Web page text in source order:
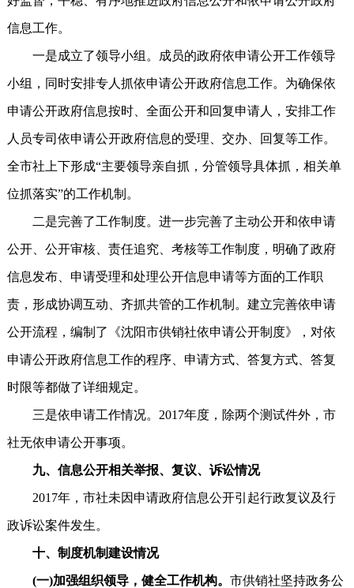
信息工作。
一是成立了领导小组。成员的政府依申请公开工作领导
小组，同时安排专人抓依申请公开政府信息工作。为确保依
申请公开政府信息按时、全面公开和回复申请人，安排工作
人员专司依申请公开政府信息的受理、交办、回复等工作。
全市社上下形成“主要领导亲自抓，分管领导具体抓，相关单
位抓落实”的工作机制。
二是完善了工作制度。进一步完善了主动公开和依申请
公开、公开审核、责任追究、考核等工作制度，明确了政府
信息发布、申请受理和处理公开信息申请等方面的工作职
责，形成协调互动、齐抓共管的工作机制。建立完善依申请
公开流程，编制了《沈阳市供销社依申请公开制度》，对依
申请公开政府信息工作的程序、申请方式、答复方式、答复
时限等都做了详细规定。
三是依申请工作情况。2017年度，除两个测试件外，市
社无依申请公开事项。
九、信息公开相关举报、复议、诉讼情况
2017年，市社未因申请政府信息公开引起行政复议及行
政诉讼案件发生。
十、制度机制建设情况
(一)加强组织领导，健全工作机构。 市供销社坚持政务公